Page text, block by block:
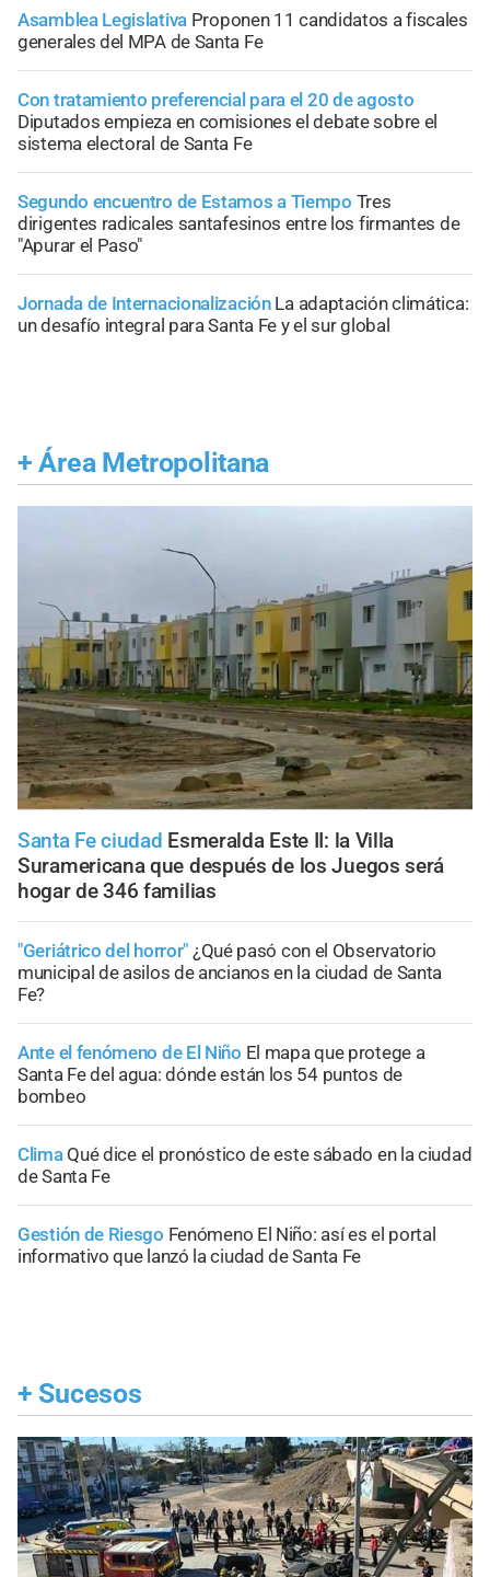
Asamblea Legislativa Proponen 11 candidatos a fiscales
generales del MPA de Santa Fe
Con tratamiento preferencial para el 20 de agosto
Diputados empieza en comisiones el debate sobre el
sistema electoral de Santa Fe
Segundo encuentro de Estamos a Tiempo Tres
dirigentes radicales santafesinos entre los firmantes de
"Apurar el Paso"
Jornada de Internacionalización La adaptación climática:
un desafío integral para Santa Fe y el sur global
+ Área Metropolitana
Santa Fe ciudad Esmeralda Este II: la Villa
Suramericana que después de los Juegos será
hogar de 346 familias
"Geriátrico del horror" ¿Qué pasó con el Observatorio
municipal de asilos de ancianos en la ciudad de Santa
Fe?
Ante el fenómeno de El Niño El mapa que protege a
Santa Fe del agua: dónde están los 54 puntos de
bombeo
Clima Qué dice el pronóstico de este sábado en la ciudad
de Santa Fe
Gestión de Riesgo Fenómeno El Niño: así es el portal
informativo que lanzó la ciudad de Santa Fe
+ Sucesos